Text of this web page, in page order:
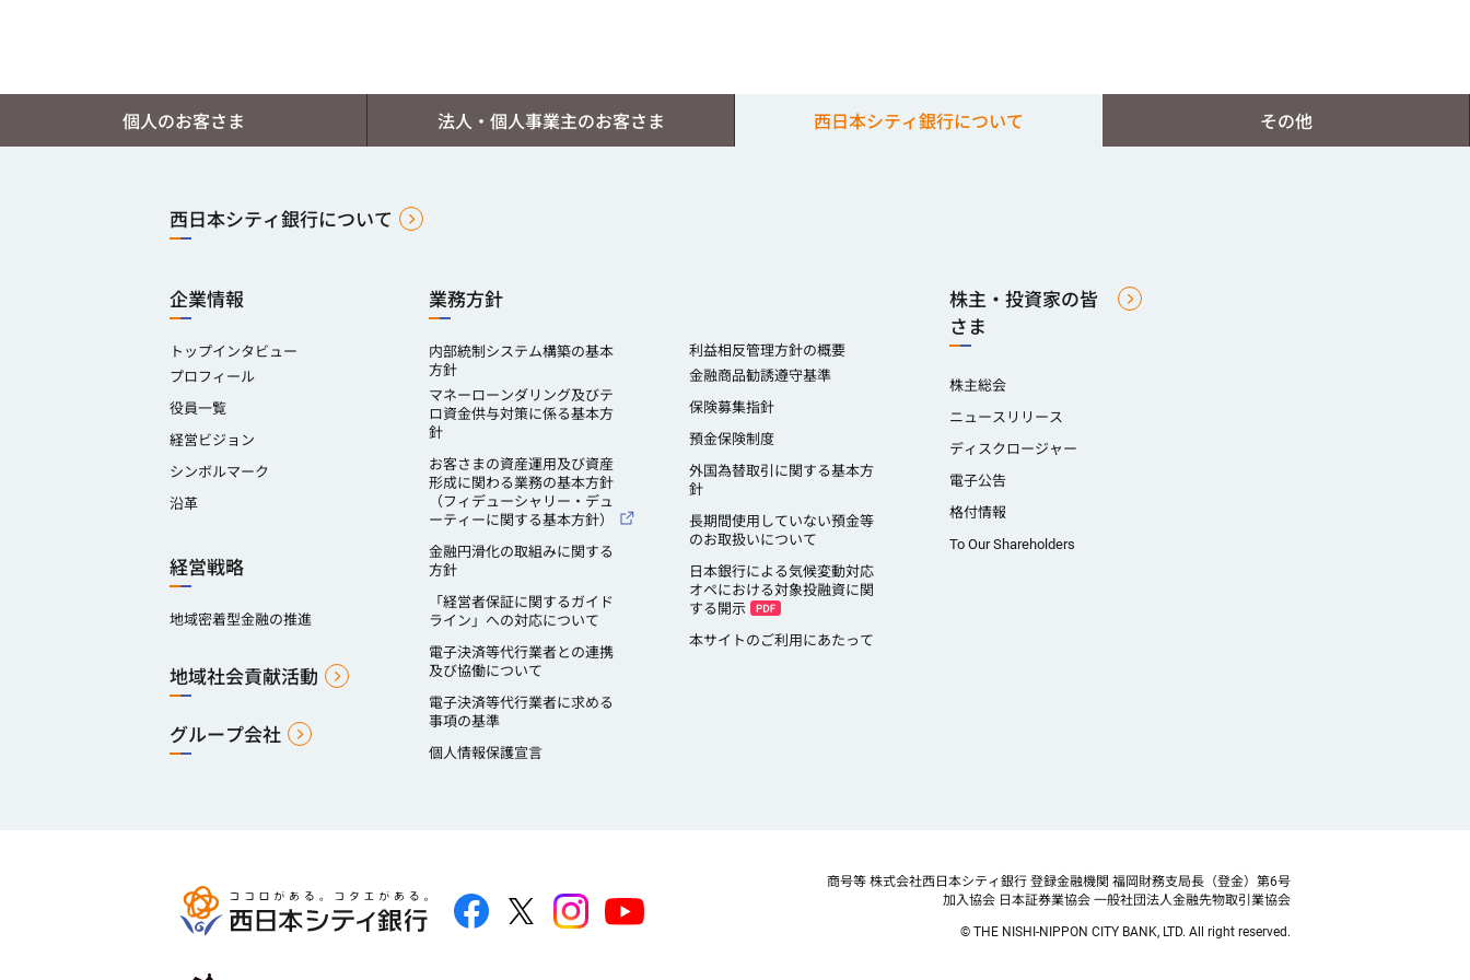
個人のお客さま 法人・個人事業主のお客さま 西日本シティ銀行について その他
西日本シティ銀行について
企業情報
トップインタビュー
プロフィール
役員一覧
経営ビジョン
シンボルマーク
沿革
経営戦略
地域密着型金融の推進
地域社会貢献活動
グループ会社
業務方針
内部統制システム構築の基本
方針
マネーローンダリング及びテ
ロ資金供与対策に係る基本方
針
お客さまの資産運用及び資産
形成に関わる業務の基本方針
（フィデューシャリー・デュ
ーティーに関する基本方針）
金融円滑化の取組みに関する
方針
「経営者保証に関するガイド
ライン」への対応について
電子決済等代行業者との連携
及び協働について
電子決済等代行業者に求める
事項の基準
個人情報保護宣言
利益相反管理方針の概要
金融商品勧誘遵守基準
保険募集指針
預金保険制度
外国為替取引に関する基本方
針
長期間使用していない預金等
のお取扱いについて
日本銀行による気候変動対応
オペにおける対象投融資に関
する開示
本サイトのご利用にあたって
株主・投資家の皆
さま
株主総会
ニュースリリース
ディスクロージャー
電子公告
格付情報
To Our Shareholders
商号等 株式会社西日本シティ銀行 登録金融機関 福岡財務支局長（登金）第6号
加入協会 日本証券業協会 一般社団法人金融先物取引業協会
© THE NISHI-NIPPON CITY BANK, LTD. All right reserved.